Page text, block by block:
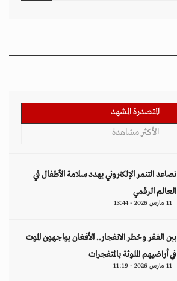
المتصدرة المشهد
الأكثر مشاهدة
تصاعد التنمر الإلكتروني يهدد سلامة الأطفال في
العالم الرقمي
11 مارس 2026 - 13:44
بين الفقر وخطر الانفجار.. الأفغان يواجهون الموت
في أراضيهم الملوثة بالمتفجرات
11 مارس 2026 - 11:19